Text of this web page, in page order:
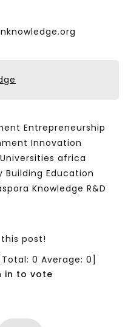
Entrepreneurship
Innovation
africa
Building Education
Knowledge R&D
post!
[Total: 0 Average: 0]
in to vote